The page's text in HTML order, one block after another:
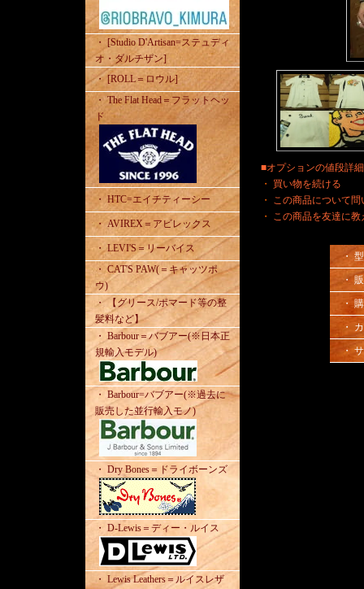
・ [Studio D'Artisan=ステュディ
オ・ダルチザン]
・ [ROLL＝ロウル]
・ The Flat Head＝フラットヘッ
ド
・ HTC=エイチティーシー
・ AVIREX＝アビレックス
・ LEVI'S＝リーバイス
・ CAT'S PAW(＝キャッツポ
ウ)
・ 【グリース/ポマード等の整
髪料など】
・ Barbour＝バブアー(※日本正
規輸入モデル)
・ Barbour=バブアー(※過去に
販売した並行輸入モノ)
・ Dry Bones＝ドライボーンズ
・ D-Lewis＝ディー・ルイス
・ Lewis Leathers＝ルイスレザ
■オプションの値段詳
・ 買い物を続ける
・
この商品について
・
この商品を友達に教
・
・
・
・
・